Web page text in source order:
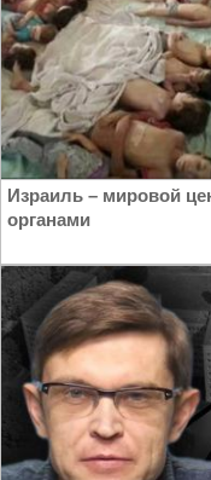
Израиль – мировой
органами